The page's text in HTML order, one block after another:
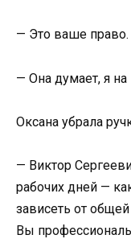
— Это ваше право.
— Она думает, я на
Оксана убрала
— Виктор
рабочих дней —
зависеть от
Вы